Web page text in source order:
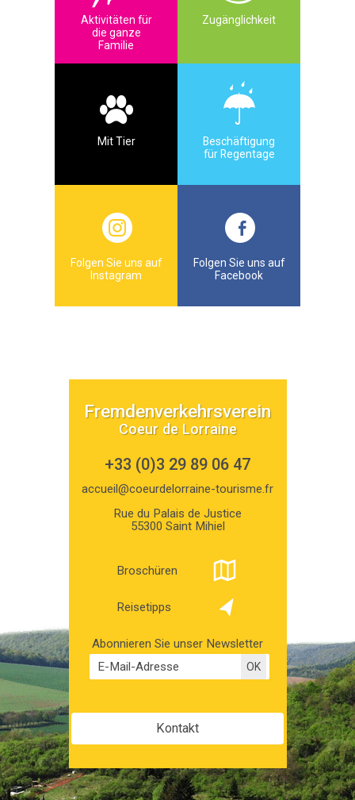
Aktivitäten für
die ganze
Familie
Zugänglichkeit
Mit Tier
Beschäftigung
für Regentage
Folgen Sie uns auf
Instagram
Folgen Sie uns auf
Facebook
Fremdenverkehrsverein
Coeur de Lorraine
+33 (0)3 29 89 06 47
accueil@coeurdelorraine-tourisme.fr
Rue du Palais de Justice
55300 Saint Mihiel
Broschüren
Reisetipps
Abonnieren Sie unser Newsletter
Kontakt